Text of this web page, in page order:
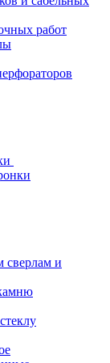
работ
сверлам и